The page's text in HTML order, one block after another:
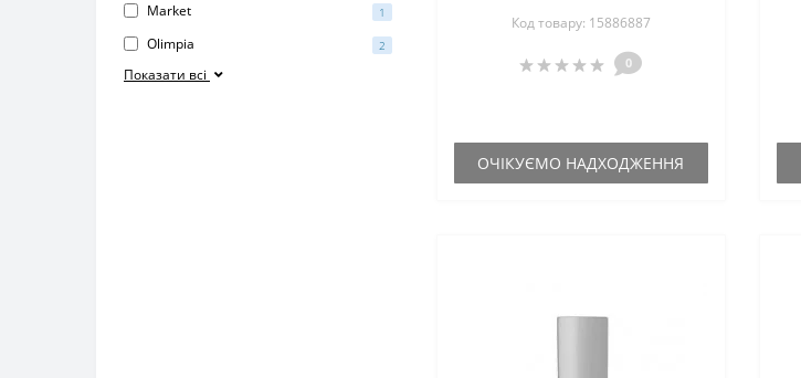
Market 1
Olimpia 2
Показати всі
Код товару: 15886887
0
ОЧІКУЄМО НАДХОДЖЕННЯ